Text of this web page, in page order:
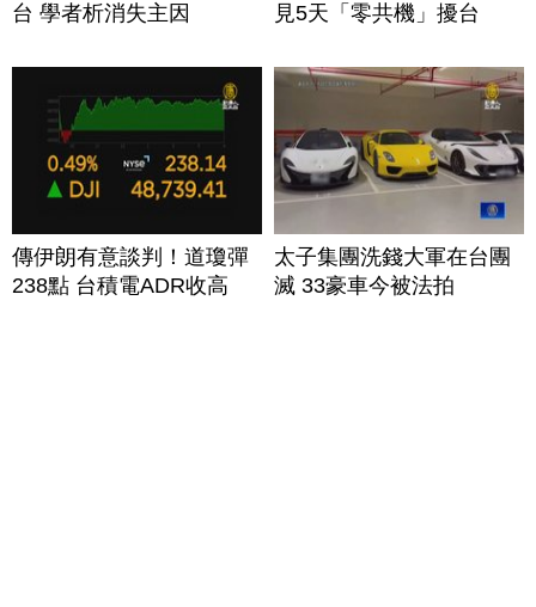
台 學者析消失主因
見5天「零共機」擾台
傳伊朗有意談判！道瓊彈
238點 台積電ADR收高
太子集團洗錢大軍在台團
滅 33豪車今被法拍